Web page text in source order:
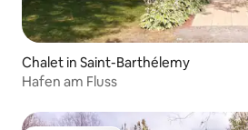
Chalet in Saint-Barthélemy
Hafen am Fluss